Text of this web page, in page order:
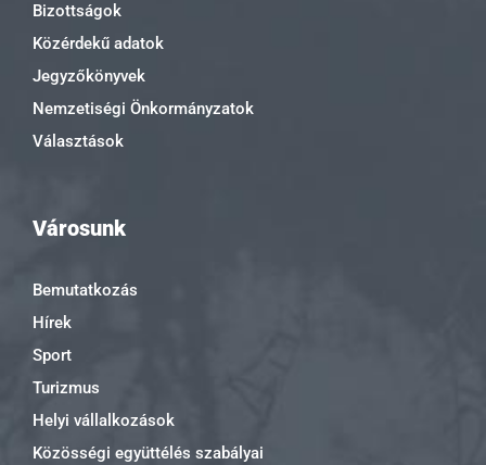
Bizottságok
Közérdekű adatok
Jegyzőkönyvek
Nemzetiségi Önkormányzatok
Választások
Városunk
Bemutatkozás
Hírek
Sport
Turizmus
Helyi vállalkozások
Közösségi együttélés szabályai